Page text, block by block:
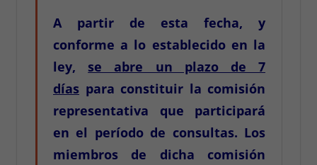
A partir de esta fecha, y
conforme a lo establecido en la
ley, se abre un plazo de 7
días para constituir la comisión
representativa que participará
en el período de consultas. Los
miembros de dicha comisión